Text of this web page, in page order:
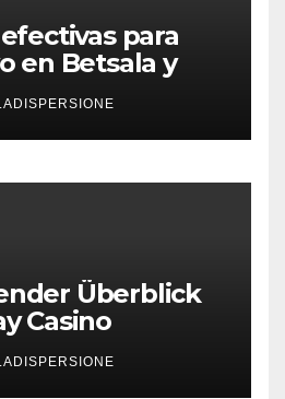
para
en Betsala y
ganancias
Überblick
Casino